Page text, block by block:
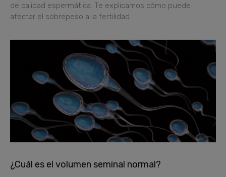
de calidad espermática. Te explicamos cómo puede
afectar el sobrepeso a la fertilidad
¿Cuál es el volumen seminal normal?